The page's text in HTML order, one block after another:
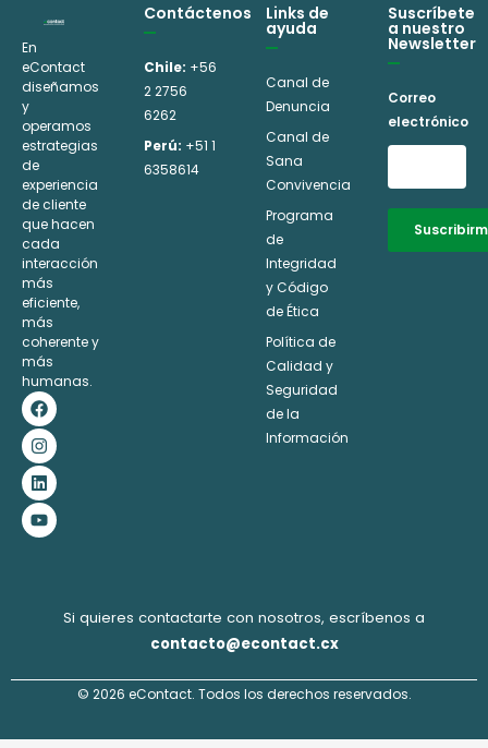
En
eContact
diseñamos
y
operamos
estrategias
de
experiencia
de cliente
que hacen
cada
interacción
más
eficiente,
más
coherente y
más
humanas.
F
a
c
e
b
o
o
k
I
n
s
t
a
g
r
a
m
L
i
n
k
e
d
i
n
Y
o
u
t
u
b
e
Contáctenos
Chile: +56
2 2756
6262
Perú: +51 1
6358614
Links de
ayuda
Canal de
Denuncia
Canal de
Sana
Convivencia
Programa
de
Integridad
y Código
de Ética
Política de
Calidad y
Seguridad
de la
Información
Suscríbete
a nuestro
Newsletter
Correo
electrónico
Si quieres contactarte con nosotros, escríbenos a
contacto@econtact.cx
© 2026 eContact. Todos los derechos reservados.